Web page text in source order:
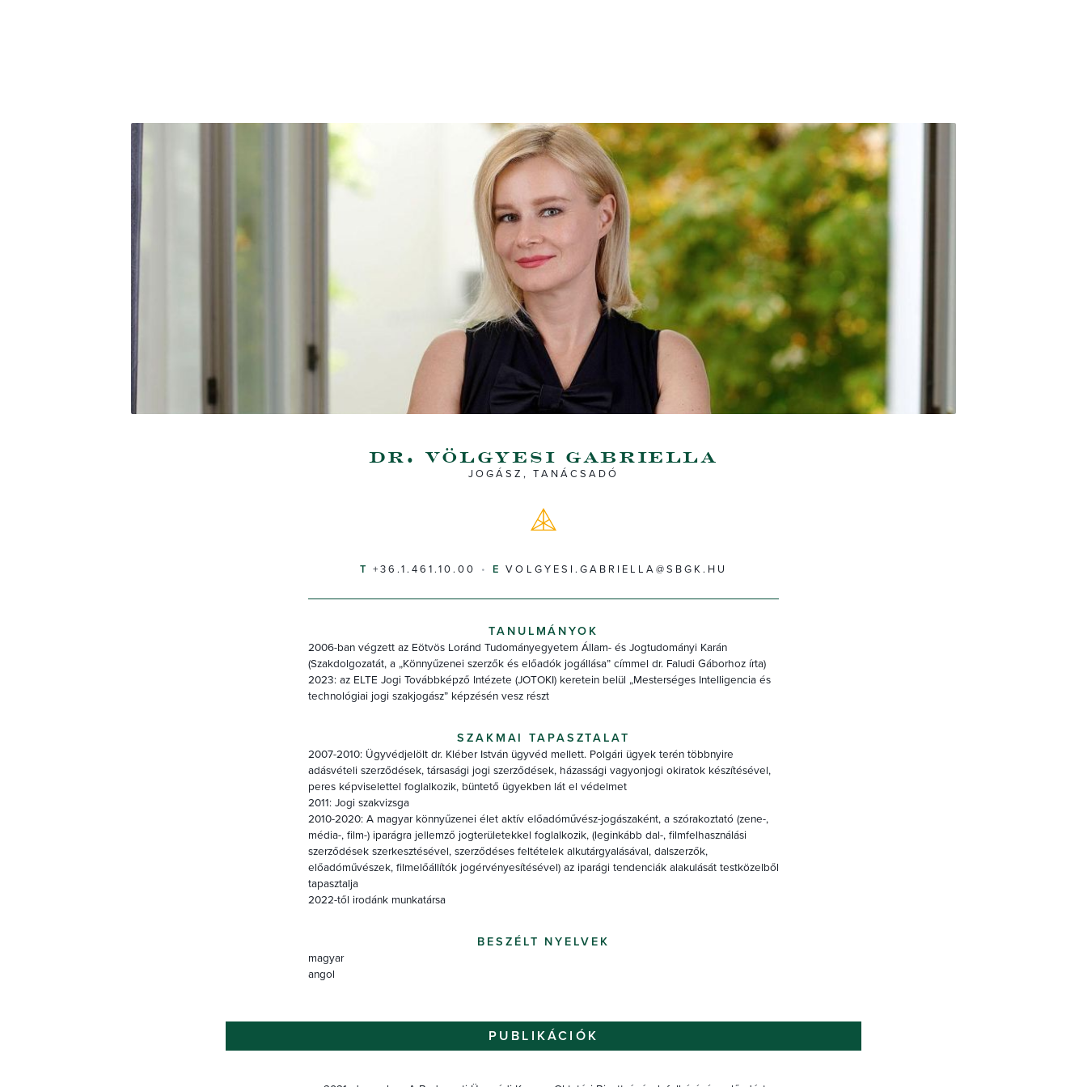
dr. völgyesi gabriella
JOGÁSZ, TANÁCSADÓ
+36.1.461.10.00 VOLGYESI.GABRIELLA@SBGK.HU
TANULMÁNYOK
2006-ban végzett az Eötvös Loránd Tudományegyetem Állam- és Jogtudományi Karán
(Szakdolgozatát, a „Könnyűzenei szerzők és előadók jogállása” címmel dr. Faludi Gáborhoz írta)
2023: az ELTE Jogi Továbbképző Intézete (JOTOKI) keretein belül „Mesterséges Intelligencia és
technológiai jogi szakjogász” képzésén vesz részt
SZAKMAI TAPASZTALAT
2007-2010: Ügyvédjelölt dr. Kléber István ügyvéd mellett. Polgári ügyek terén többnyire
adásvételi szerződések, társasági jogi szerződések, házassági vagyonjogi okiratok készítésével,
peres képviselettel foglalkozik, büntető ügyekben lát el védelmet
2011: Jogi szakvizsga
2010-2020: A magyar könnyűzenei élet aktív előadóművész-jogászaként, a szórakoztató (zene-,
média-, film-) iparágra jellemző jogterületekkel foglalkozik, (leginkább dal-, filmfelhasználási
szerződések szerkesztésével, szerződéses feltételek alkutárgyalásával, dalszerzők,
előadóművészek, filmelőállítók jogérvényesítésével) az iparági tendenciák alakulását testközelből
tapasztalja
2022-től irodánk munkatársa
BESZÉLT NYELVEK
magyar
angol
PUBLIKÁCIÓK